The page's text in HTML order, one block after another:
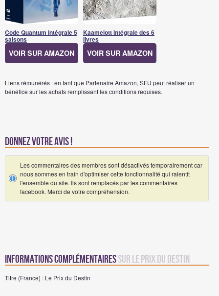
Code Quantum intégrale 5
saisons
VOIR SUR AMAZON
Kaamelott intégrale des 6
livres
VOIR SUR AMAZON
Liens rémunérés : en tant que Partenaire Amazon, SFU peut réaliser un
bénéfice sur les achats remplissant les conditions requises.
Donnez votre avis !
Les commentaires des membres sont désactivés temporairement car
nous sommes en train d'optimiser cette fonctionnalité qui ralentit
l'ensemble du site. Ils sont remplacés par les commentaires
facebook. Merci de votre compréhension.
Informations complémentairessur Le Prix du Destin
Titre (France) : Le Prix du Destin